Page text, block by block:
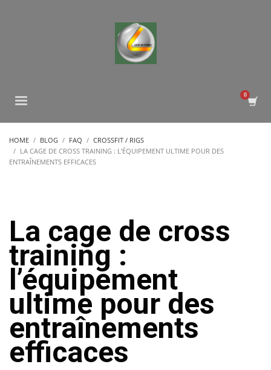
HOME BLOG FAQ
CROSSFIT / RIGS
LA CAGE DE CROSS TRAINING : L’ÉQUIPEMENT ULTIME POUR DES
ENTRAÎNEMENTS EFFICACES
La cage de cross
training :
l’équipement
ultime pour des
entraînements
efficaces